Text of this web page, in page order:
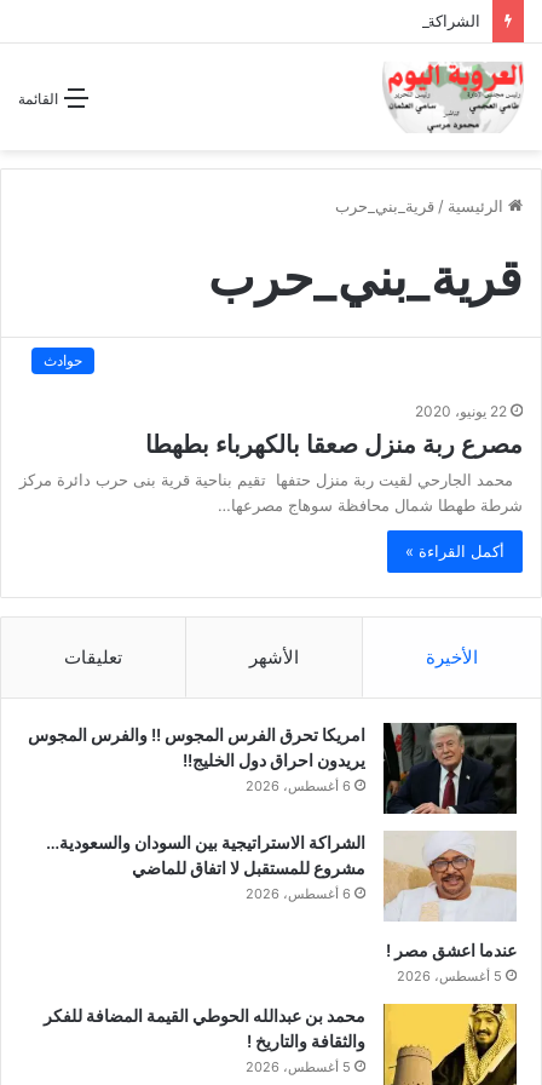
القائمة
الرئيسية / قرية_بني_حرب
قرية_بني_حرب
حوادث
22 يونيو، 2020
مصرع ربة منزل صعقا بالكهرباء بطهطا
محمد الجارحي لقيت ربة منزل حتفها تقيم بناحية قرية بنى حرب دائرة مركز
شرطة طهطا شمال محافظة سوهاج مصرعها…
أكمل القراءة »
الأخيرة الأشهر تعليقات
امريكا تحرق الفرس المجوس !! والفرس المجوس
يريدون احراق دول الخليج!!
6 أغسطس، 2026
الشراكة الاستراتيجية بين السودان والسعودية…
مشروع للمستقبل لا اتفاق للماضي
6 أغسطس، 2026
عندما اعشق مصر !
5 أغسطس، 2026
محمد بن عبدالله الحوطي القيمة المضافة للفكر
والثقافة والتاريخ !
5 أغسطس، 2026